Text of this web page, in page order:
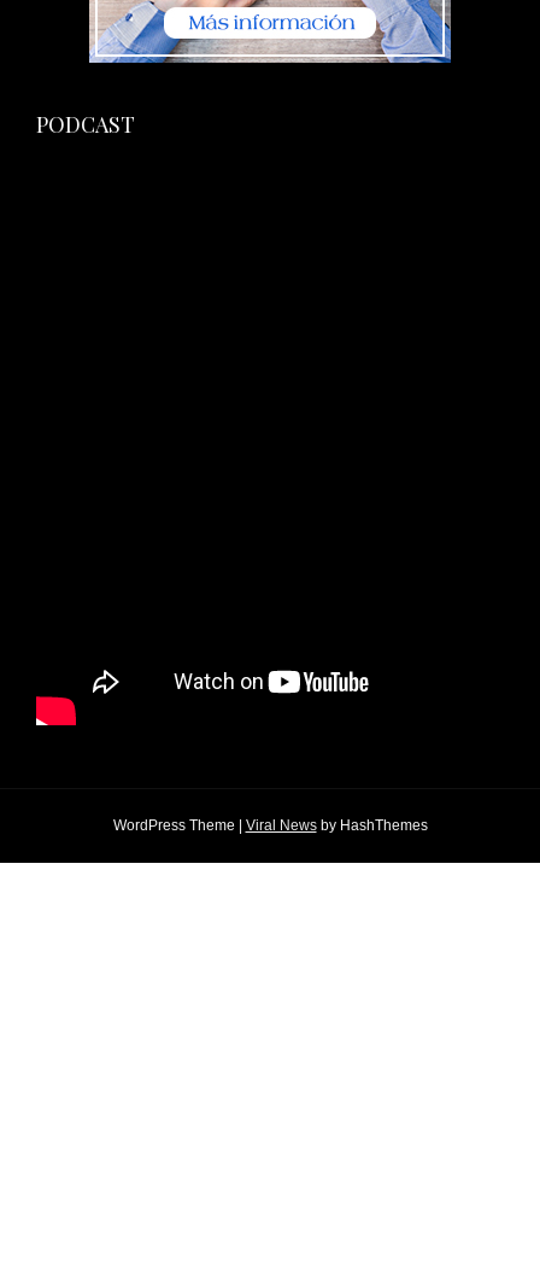
PODCAST
WordPress Theme Viral Newsby HashThemes